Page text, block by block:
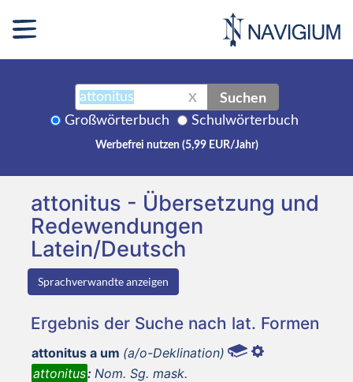
X Suchen
Großwörterbuch Schulwörterbuch
Werbefrei nutzen (5,99 EUR/Jahr)
attonitus - Übersetzung und
Redewendungen
Latein/Deutsch
Sprachverwandte anzeigen
Ergebnis der Suche nach lat. Formen
attonitus a um (a/o-Deklination)
attonitus: Nom. Sg. mask.